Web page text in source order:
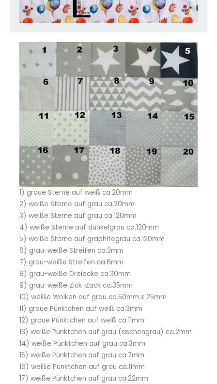
1) graue Sterne auf weiß ca.20mm
2) weiße Sterne auf grau ca.20mm
3) weiße Sterne auf grau ca.120mm
4) weiße Sterne auf dunkelgrau ca.120mm
5) weiße Sterne auf graphitegrau ca.120mm
6) grau-weiße Streifen ca.3mm
7) grau-weiße Streifen ca.6mm
8) grau-weiße Dreiecke ca.30mm
9) grau-weiße Zick-Zack ca.35mm
10) weiße Wolken auf grau ca.50mm x 25mm
11) graue Pünktchen auf weiß ca.3mm
12) graue Pünktchen auf weiß ca.11mm
13) weiße Pünktchen auf grau (aschengrau) ca.2mm
14) weiße Pünktchen auf grau ca.3mm
15) weiße Pünktchen auf grau ca.7mm
16) weiße Pünktchen auf grau ca.11mm
17) weiße Pünktchen auf grau ca.22mm